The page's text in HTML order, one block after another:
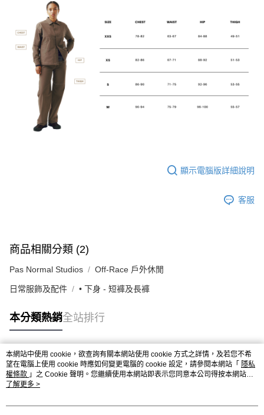
顯示電腦版詳細說明
客服
商品相關分類 (2)
Pas Normal Studios Off-Race 戶外休閒
日常服飾及配件 • 下身 - 短褲及長褲
本分類熱銷全站排行
熱門標籤
本網站中使用 cookie，欲查詢有關本網站使用 cookie 方式之詳情，及若您不希
望在電腦上使用 cookie 時應如何變更電腦的 cookie 設定，請參閱本網站「 隱私
權條款 」之 Cookie 聲明。您繼續使用本網站即表示您同意本公司得按本網站使
用條款之 Cookie 聲明使用 cookie。
了解更多 >